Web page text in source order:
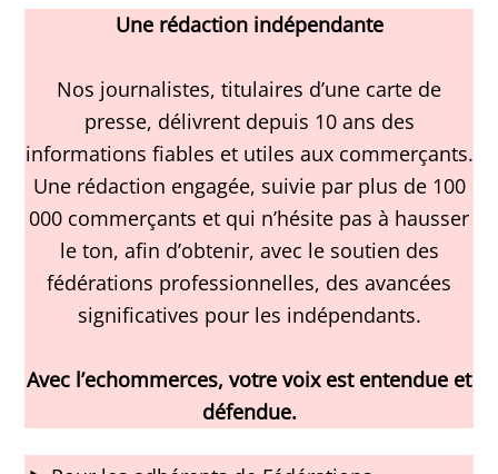
Une rédaction indépendante
Nos journalistes, titulaires d’une carte de
presse, délivrent depuis 10 ans des
informations fiables et utiles aux commerçants.
Une rédaction engagée, suivie par plus de 100
000 commerçants et qui n’hésite pas à hausser
le ton, afin d’obtenir, avec le soutien des
fédérations professionnelles, des avancées
significatives pour les indépendants.
Avec l’echommerces, votre voix est entendue et
défendue.